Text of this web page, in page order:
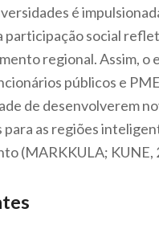
é
participação social
regional. Assim,
públicos e
de desenvolverem
as regiões
(MARKKULA; KUNE,